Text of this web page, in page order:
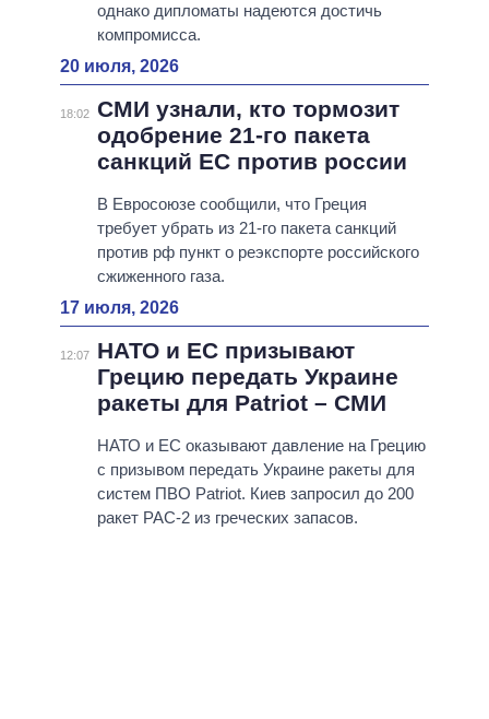
однако дипломаты надеются достичь
компромисса.
20 июля, 2026
18:02 СМИ узнали, кто тормозит
одобрение 21-го пакета
санкций ЕС против россии
В Евросоюзе сообщили, что Греция
требует убрать из 21-го пакета санкций
против рф пункт о реэкспорте российского
сжиженного газа.
17 июля, 2026
12:07
НАТО и ЕС призывают
Грецию передать Украине
ракеты для Patriot – СМИ
НАТО и ЕС оказывают давление на Грецию
с призывом передать Украине ракеты для
систем ПВО Patriot. Киев запросил до 200
ракет PAC-2 из греческих запасов.